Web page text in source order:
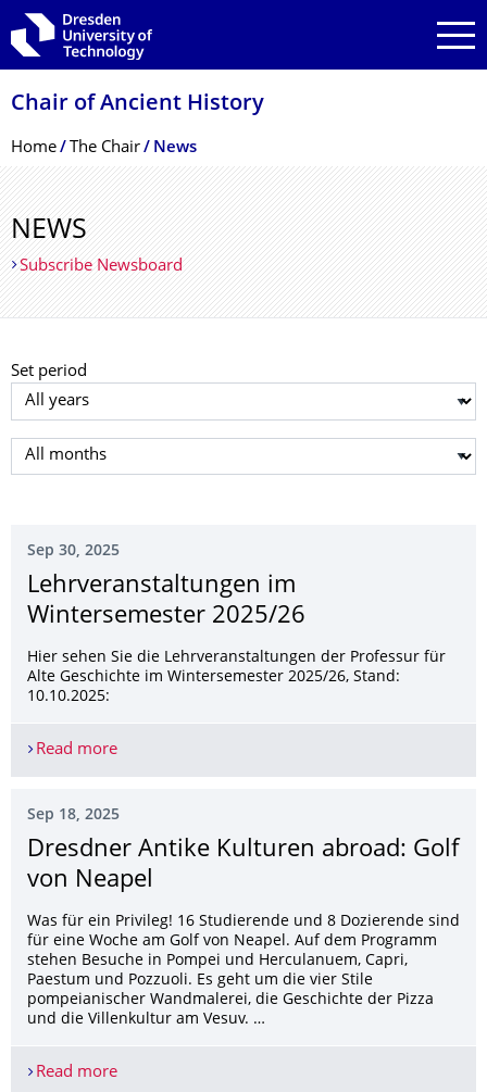
Skip to main navigation
Skip to search
Skip to content
Chair of Ancient History
Breadcrumb Menu
Home The Chair News
NEWS
Subscribe Newsboard
Set period
Select year
Select month
Sep 30, 2025
Lehrveranstaltun­gen im
Wintersemester 2025/26
Hier sehen Sie die Lehrveranstaltungen der Professur für
Alte Geschichte im Wintersemester 2025/26, Stand:
10.10.2025:
Read moreLehrveranstaltungen im Wintersemester 2025/26
Sep 18, 2025
Dresdner Antike Kulturen abroad: Golf
von Neapel
Was für ein Privileg! 16 Studierende und 8 Dozierende sind
für eine Woche am Golf von Neapel. Auf dem Programm
stehen Besuche in Pompei und Herculanuem, Capri,
Paestum und Pozzuoli. Es geht um die vier Stile
pompeianischer Wandmalerei, die Geschichte der Pizza
und die Villenkultur am Vesuv. …
Read moreDresdner Antike Kulturen abroad: Golf von